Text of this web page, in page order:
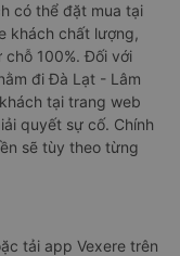
có thể đặt mua tại
khách chất lượng,
100%. Đối với
đi Đà Lạt - Lâm
tại trang web
quyết sự cố. Chính
sẽ tùy theo từng
tải app Vexere trên